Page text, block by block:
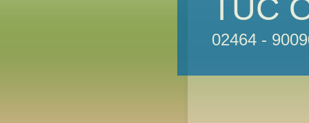
TUC
02464 -